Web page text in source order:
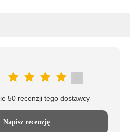
50 recenzji tego dostawcy
Napisz recenzję